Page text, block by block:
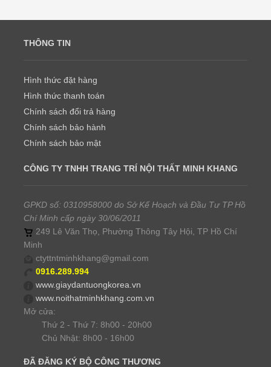
THÔNG TIN
Hình thức đặt hàng
Hình thức thanh toán
Chính sách đổi trả hàng
Chính sách bảo hành
Chính sách bảo mật
CÔNG TY TNHH TRANG TRÍ NỘI THẤT MINH KHANG
GPKD số: 0310958000 do Sở Kế Hoạch và Đầu Tư TP Hồ
Chí Minh cấp ngày 30/06/2011
249 Lê Văn Thọ, Phường Thông Tây Hội, TP Hồ Chí
Minh
ctyttntminhkhang@gmail.com
0916.289.994
www.giaydantuongkorea.vn
www.noithatminhkhang.com.vn
Mở cửa:
Thứ 2 - Thứ 7: 8h00 - 20h00
Chủ Nhật: 8h00 - 16h00
ĐÃ ĐĂNG KÝ BỘ CÔNG THƯƠNG